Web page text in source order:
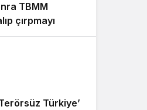
TBMM
çırpmayı
Türkiye’